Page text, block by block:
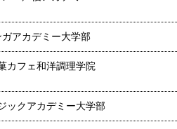
ガアカデミー大学部
カフェ和洋調理学院
ックアカデミー大学部